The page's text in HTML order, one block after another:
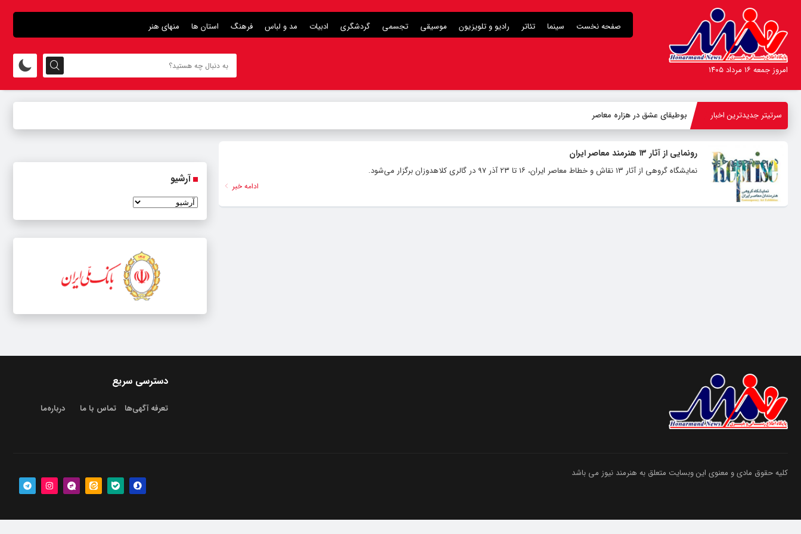
صفحه نخست سینما تئاتر رادیو و تلویزیون موسیقی تجسمی گردشگری ادبیات مد و لباس فرهنگ استان ها منهای هنر
امروز جمعه ۱۶ مرداد ۱۴۰۵
سرتیتر جدیدترین اخبار بوطیقای عشق در هزاره معاصر
رونمایی از آثار ١٣ هنرمند معاصر ایران
نمایشگاه گروهی از آثار ١٣ نقاش و خطاط معاصر ایران، ١٦ تا ٢٣ آذر ٩٧ در گالری کلاهدوزان برگزار می‌شود.
ادامه خبر
آرشیو
دسترسی سریع
تعرفه آگهی‌ها تماس با ما درباره‌‌ما
کلیه حقوق مادی و معنوی این وبسایت متعلق به هنرمند نیوز می باشد